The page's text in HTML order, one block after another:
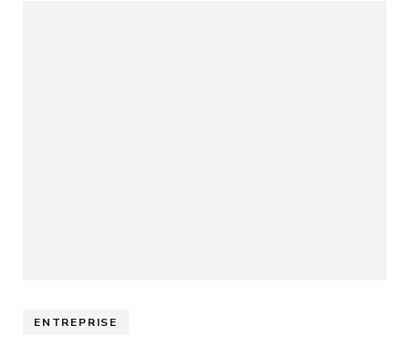
ENTREPRISE